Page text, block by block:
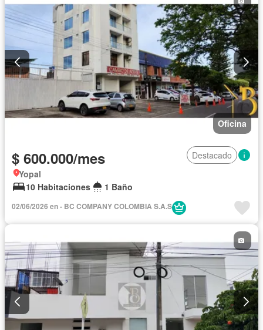
Oficina
$ 600.000/mes
Destacado
Yopal
10 Habitaciones
1 Baño
02/06/2026 en - BC COMPANY COLOMBIA S.A.S